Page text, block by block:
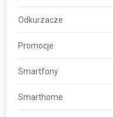
Odkurzacze
Promocje
Smartfony
Smarthome